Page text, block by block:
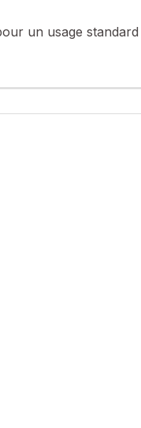
de rangement
soignées
sont disponibles sur le
56 04 50, E-mail :
un usage standard